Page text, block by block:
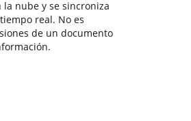
nube y se sincroniza
real. No es
de un documento